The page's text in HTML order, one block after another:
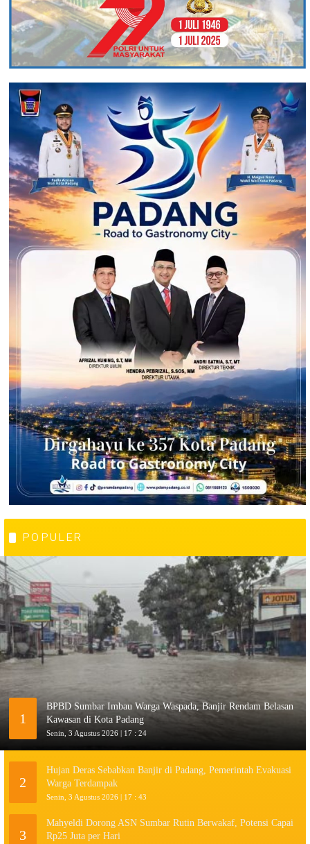
POPULER
1
BPBD Sumbar Imbau Warga Waspada, Banjir Rendam Belasan
Kawasan di Kota Padang
Senin, 3 Agustus 2026 | 17 : 24
2
Hujan Deras Sebabkan Banjir di Padang, Pemerintah Evakuasi
Warga Terdampak
Senin, 3 Agustus 2026 | 17 : 43
3
Mahyeldi Dorong ASN Sumbar Rutin Berwakaf, Potensi Capai
Rp25 Juta per Hari